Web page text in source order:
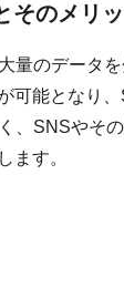
そのメリ
量のデータ
可能となり
、SNSやそ
ます。